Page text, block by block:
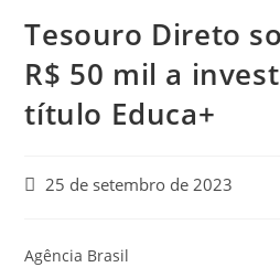
Tesouro Direto
R$ 50 mil a
título Educa+
25 de setembro de 2023
Agência Brasil